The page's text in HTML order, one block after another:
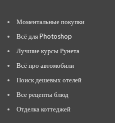
Моментальные покупки
Всё для Photoshop
Лучшие курсы Рунета
Всё про автомобили
Поиск дешевых отелей
Все рецепты блюд
Отделка коттеджей